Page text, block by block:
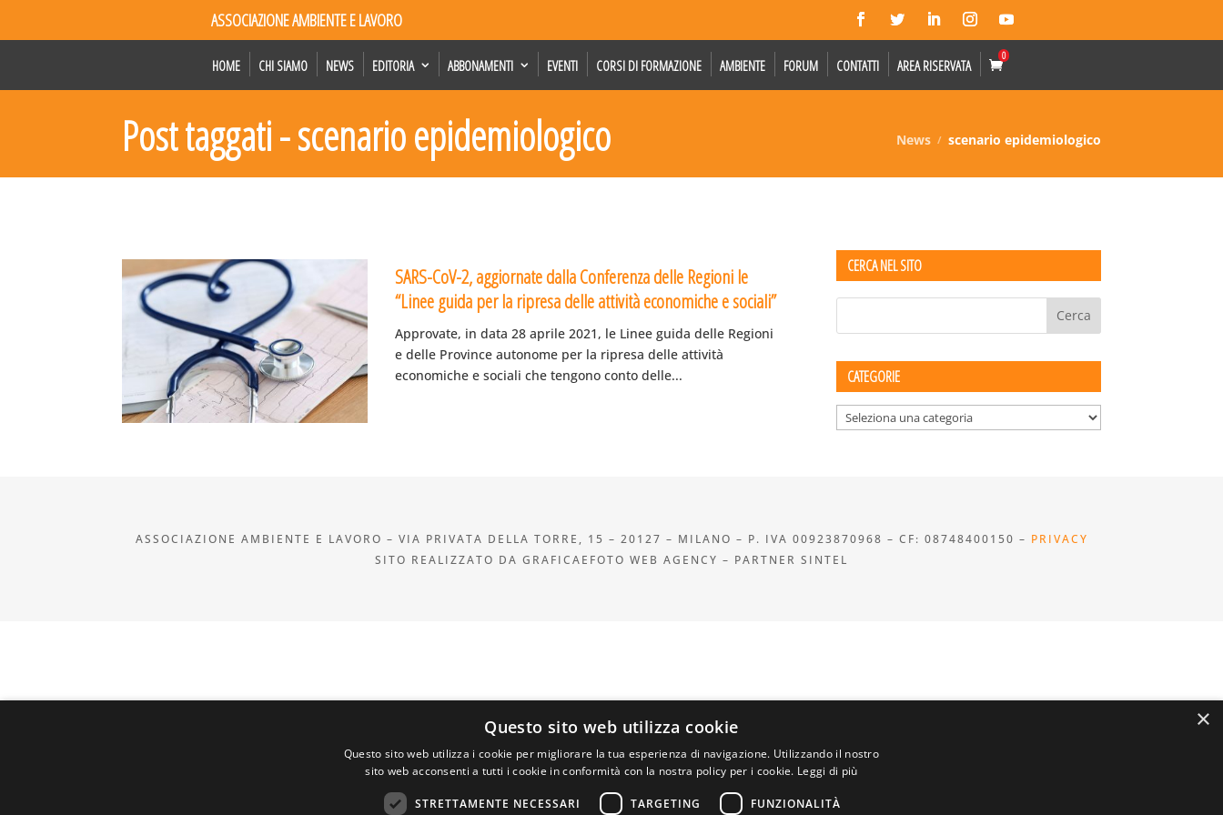
ASSOCIAZIONE AMBIENTE E LAVORO
HOME CHI SIAMO NEWS EDITORIA ABBONAMENTI EVENTI CORSI DI FORMAZIONE AMBIENTE FORUM CONTATTI AREA RISERVATA
0
Post taggati - scenario epidemiologico News scenario epidemiologico
SARS-CoV-2, aggiornate dalla Conferenza delle Regioni le
“Linee guida per la ripresa delle attività economiche e sociali”
Approvate, in data 28 aprile 2021, le Linee guida delle Regioni
e delle Province autonome per la ripresa delle attività
economiche e sociali che tengono conto delle...
CERCA NEL SITO
CATEGORIE
Categorie
ASSOCIAZIONE AMBIENTE E LAVORO – VIA PRIVATA DELLA TORRE, 15 – 20127 – MILANO – P. IVA 00923870968 – CF: 08748400150 – PRIVACY
SITO REALIZZATO DA GRAFICAEFOTO WEB AGENCY – PARTNER SINTEL
×
Questo sito web utilizza cookie
Questo sito web utilizza i cookie per migliorare la tua esperienza di navigazione. Utilizzando il nostro
sito web acconsenti a tutti i cookie in conformità con la nostra policy per i cookie. Leggi di più
STRETTAMENTE NECESSARI TARGETING FUNZIONALITÀ